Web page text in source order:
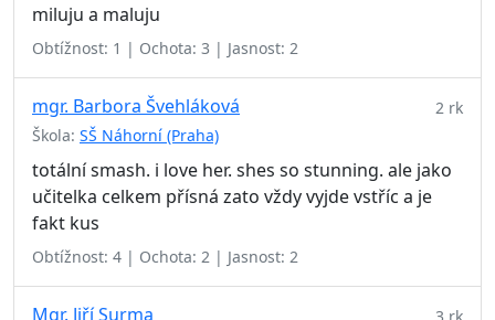
miluju a maluju
Obtížnost: 1 | Ochota: 3 | Jasnost: 2
mgr. Barbora Švehláková
Škola: SŠ Náhorní (Praha)
2 rk
totální smash. i love her. shes so stunning. ale jako
učitelka celkem přísná zato vždy vyjde vstříc a je
fakt kus
Obtížnost: 4 | Ochota: 2 | Jasnost: 2
Mgr. Jiří Surma